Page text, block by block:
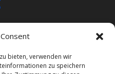
bieten, verwenden wir
zu speichern